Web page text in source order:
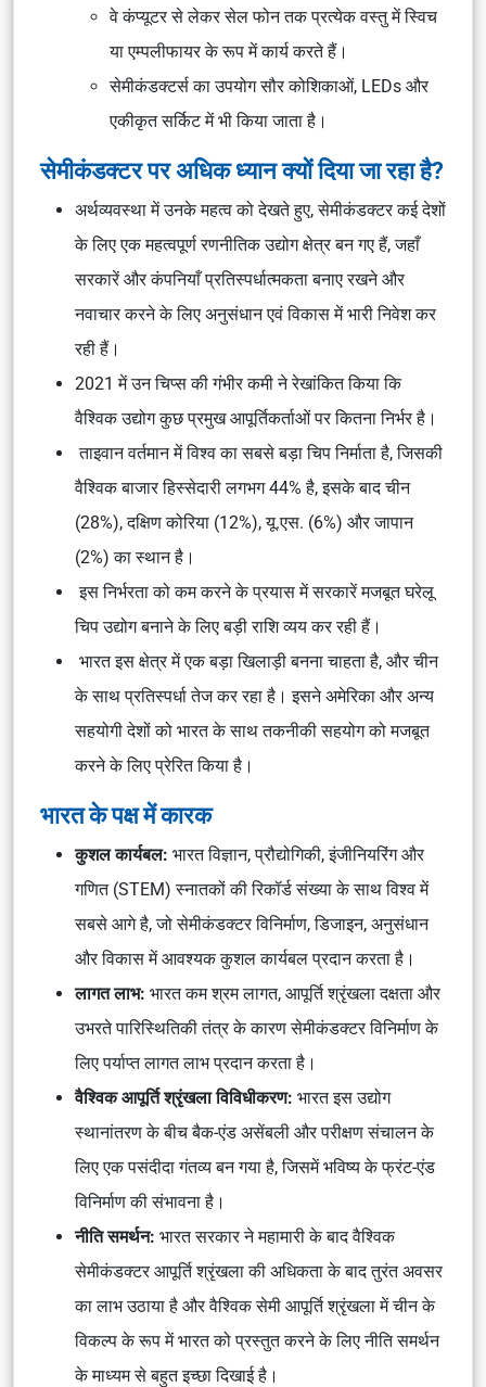
वे कंप्यूटर से लेकर सेल फोन तक प्रत्येक वस्तु में स्विच
या एम्पलीफायर के रूप में कार्य करते हैं।
सेमीकंडक्टर्स का उपयोग सौर कोशिकाओं, LEDs और
एकीकृत सर्किट में भी किया जाता है।
सेमीकंडक्टर पर अधिक ध्यान क्यों दिया जा रहा है?
अर्थव्यवस्था में उनके महत्व को देखते हुए, सेमीकंडक्टर कई देशों
के लिए एक महत्वपूर्ण रणनीतिक उद्योग क्षेत्र बन गए हैं, जहाँ
सरकारें और कंपनियाँ प्रतिस्पर्धात्मकता बनाए रखने और
नवाचार करने के लिए अनुसंधान एवं विकास में भारी निवेश कर
रही हैं।
2021 में उन चिप्स की गंभीर कमी ने रेखांकित किया कि
वैश्विक उद्योग कुछ प्रमुख आपूर्तिकर्ताओं पर कितना निर्भर है।
ताइवान वर्तमान में विश्व का सबसे बड़ा चिप निर्माता है, जिसकी
वैश्विक बाजार हिस्सेदारी लगभग 44% है, इसके बाद चीन
(28%), दक्षिण कोरिया (12%), यू.एस. (6%) और जापान
(2%) का स्थान है।
इस निर्भरता को कम करने के प्रयास में सरकारें मजबूत घरेलू
चिप उद्योग बनाने के लिए बड़ी राशि व्यय कर रही हैं।
भारत इस क्षेत्र में एक बड़ा खिलाड़ी बनना चाहता है, और चीन
के साथ प्रतिस्पर्धा तेज कर रहा है। इसने अमेरिका और अन्य
सहयोगी देशों को भारत के साथ तकनीकी सहयोग को मजबूत
करने के लिए प्रेरित किया है।
भारत के पक्ष में कारक
कुशल कार्यबल: भारत विज्ञान, प्रौद्योगिकी, इंजीनियरिंग और
गणित (STEM) स्नातकों की रिकॉर्ड संख्या के साथ विश्व में
सबसे आगे है, जो सेमीकंडक्टर विनिर्माण, डिजाइन, अनुसंधान
और विकास में आवश्यक कुशल कार्यबल प्रदान करता है।
लागत लाभ: भारत कम श्रम लागत, आपूर्ति श्रृंखला दक्षता और
उभरते पारिस्थितिकी तंत्र के कारण सेमीकंडक्टर विनिर्माण के
लिए पर्याप्त लागत लाभ प्रदान करता है।
वैश्विक आपूर्ति श्रृंखला विविधीकरण: भारत इस उद्योग
स्थानांतरण के बीच बैक-एंड असेंबली और परीक्षण संचालन के
लिए एक पसंदीदा गंतव्य बन गया है, जिसमें भविष्य के फ्रंट-एंड
विनिर्माण की संभावना है।
नीति समर्थन: भारत सरकार ने महामारी के बाद वैश्विक
सेमीकंडक्टर आपूर्ति श्रृंखला की अधिकता के बाद तुरंत अवसर
का लाभ उठाया है और वैश्विक सेमी आपूर्ति श्रृंखला में चीन के
विकल्प के रूप में भारत को प्रस्तुत करने के लिए नीति समर्थन
के माध्यम से बहुत इच्छा दिखाई है।